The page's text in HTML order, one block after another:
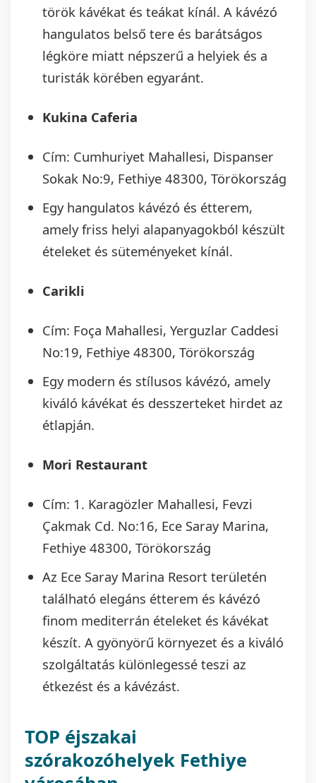
török kávékat és teákat kínál. A kávézó
hangulatos belső tere és barátságos
légköre miatt népszerű a helyiek és a
turisták körében egyaránt.
Kukina Caferia
Cím: Cumhuriyet Mahallesi, Dispanser
Sokak No:9, Fethiye 48300, Törökország
Egy hangulatos kávézó és étterem,
amely friss helyi alapanyagokból készült
ételeket és süteményeket kínál.
Carikli
Cím: Foça Mahallesi, Yerguzlar Caddesi
No:19, Fethiye 48300, Törökország
Egy modern és stílusos kávézó, amely
kiváló kávékat és desszerteket hirdet az
étlapján.
Mori Restaurant
Cím: 1. Karagözler Mahallesi, Fevzi
Çakmak Cd. No:16, Ece Saray Marina,
Fethiye 48300, Törökország
Az Ece Saray Marina Resort területén
található elegáns étterem és kávézó
finom mediterrán ételeket és kávékat
készít. A gyönyörű környezet és a kiváló
szolgáltatás különlegessé teszi az
étkezést és a kávézást.
TOP éjszakai
szórakozóhelyek Fethiye